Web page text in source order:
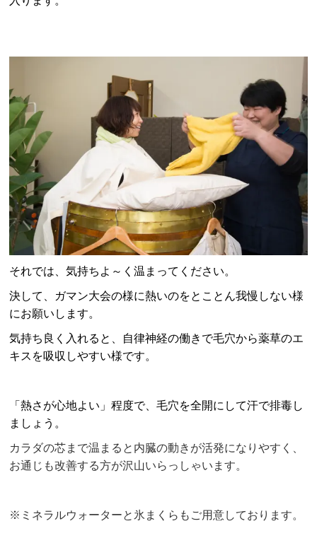
それでは、気持ちよ～く温まってください。
決して、ガマン大会の様に熱いのをとことん我慢しない様
にお願いします。
気持ち良く入れると、自律神経の働きで毛穴から薬草のエ
キスを吸収しやすい様です。
「熱さが心地よい」程度で、毛穴を全開にして汗で排毒し
ましょう。
カラダの芯まで温まると内臓の動きが活発になりやすく、
お通じも改善する方が沢山いらっしゃいます。
※ミネラルウォーターと氷まくらもご用意しております。